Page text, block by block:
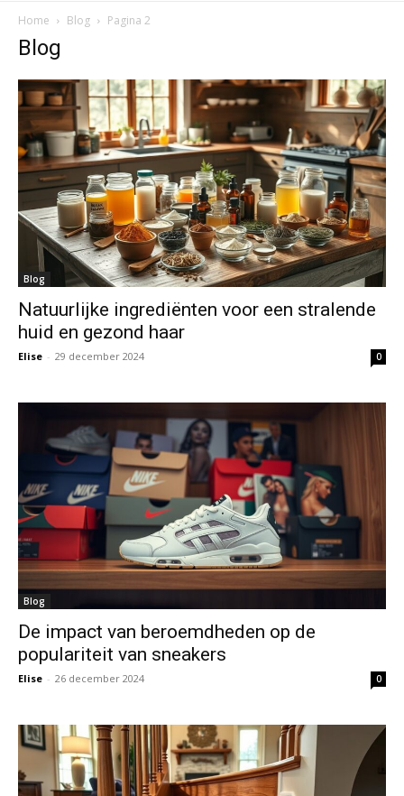
Home Blog Pagina 2
Blog
Blog
Natuurlijke ingrediënten voor een stralende
huid en gezond haar
Elise - 29 december 2024 0
Blog
De impact van beroemdheden op de
populariteit van sneakers
Elise - 26 december 2024 0